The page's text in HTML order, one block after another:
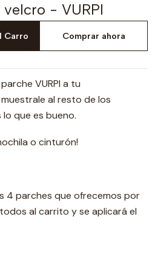
- VURPI
Carro Comprar ahora
VURPI a tu
al resto de los
que es bueno.
o cinturón!
4 parches que ofrecemos por
al carrito y se aplicará el